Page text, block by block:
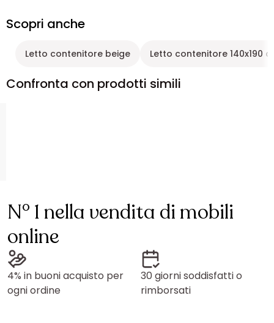
Scopri anche
Letto contenitore beige Letto contenitore 140x190
Confronta con prodotti simili
N° 1 nella vendita di mobili
online
4% in buoni acquisto per
ogni ordine
30 giorni soddisfatti o
rimborsati